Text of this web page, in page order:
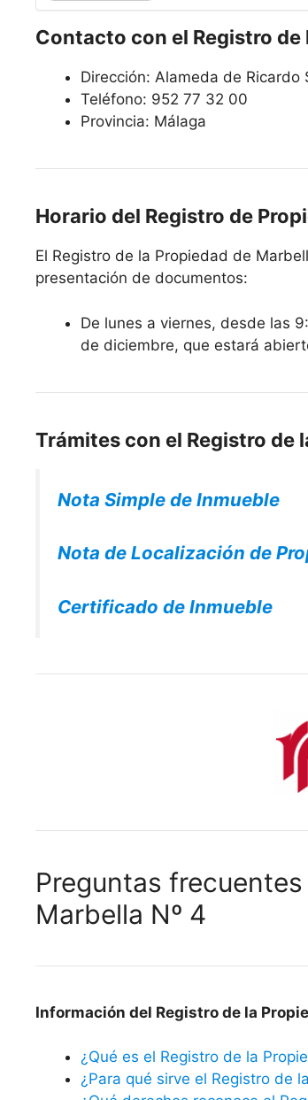
Contacto con el Registro de
Dirección: Alameda de
Teléfono: 952 77 32 00
Provincia: Málaga
Horario del Registro de
El Registro de la Propiedad de
presentación de documentos:
De lunes a viernes, desde las
de diciembre, que estará
Trámites con el Registro de
Nota Simple de Inmueble
Nota de Localización de
Certificado de Inmueble
Preguntas
Marbella Nº 4
Información del Registro de la
¿Qué es el Registro de la
¿Para qué sirve el Registro de